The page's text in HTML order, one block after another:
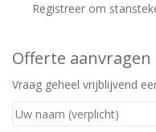
Registreer om
Offerte aanvragen
Vraag geheel vrijblijvend